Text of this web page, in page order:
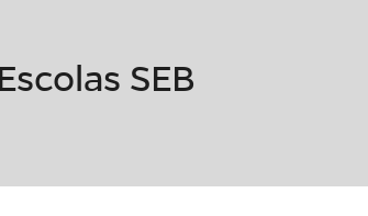
SEB